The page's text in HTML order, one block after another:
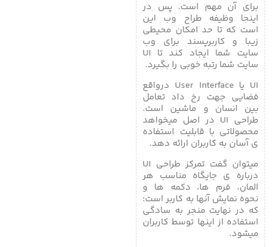
برای آن مهم است. پس در
اینجا وظیفه طراح وب این
است که تا حد امکان محیطی
زیبا و کاربرپسند برای وب
سایت شما ایجاد کند تا UI
سایت شما رتبه خوبی را بگیرد.
UI یا User Interface درواقع
فضایی جهت رخ داد تعامل
بین انسان و ماشین است.
طراحی UI در اصل میخواهد
محصولاتی با قابلیت استفاده
ی آسان به کاربران ارائه دهد.
میتوان گفت تمرکز طراحی UI
درباره ی جایگاه مناسب هر
المان، فرم ها، دکمه ها و
نحوه نمایش آنها به کاربر است؛
که در نهایت منجر به سادگی
استفاده از اینها توسط کاربران
میشود.